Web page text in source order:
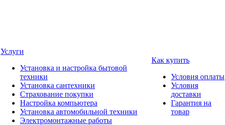
Услуги
Установка и настройка бытовой
техники
Установка сантехники
Страхование покупки
Настройка компьютера
Установка автомобильной техники
Электромонтажные работы
Как купить
Условия оплаты
Условия
доставки
Гарантия на
товар